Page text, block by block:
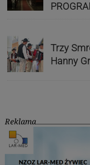
Trzy
Hanny
Reklama